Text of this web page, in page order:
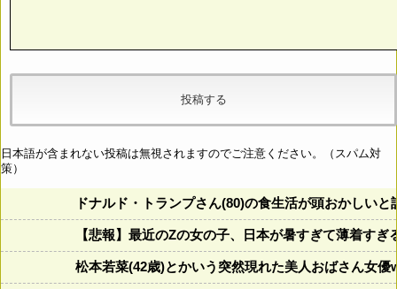
日本語が含まれない投稿は無視されますのでご注意ください。（スパム対
策）
ドナルド・トランプさん(80)の食生活が頭おかしい
【悲報】最近のZの女の子、日本が暑すぎて薄着すぎ
松本若菜(42歳)とかいう突然現れた美人おばさん女優